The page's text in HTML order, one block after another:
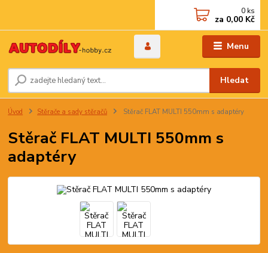
Menu
Hledat
0 ks
za 0,00 Kč
Úvod Stěrače a sady stěračů Stěrač FLAT MULTI 550mm s adaptéry
Stěrač FLAT MULTI 550mm s
adaptéry